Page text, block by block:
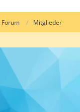
Mitglieder